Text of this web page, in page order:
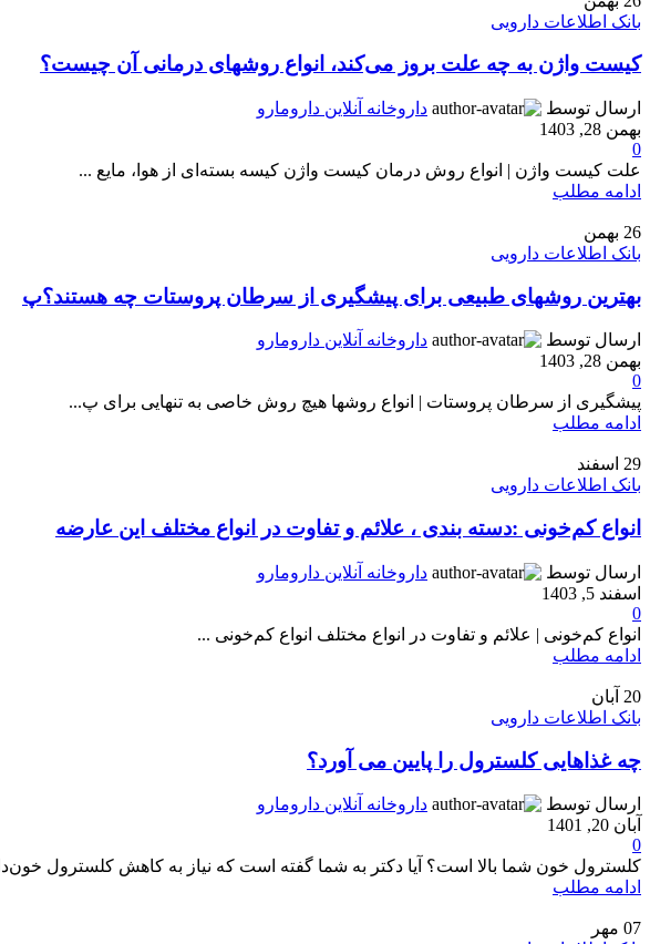
بانک اطلاعات دارویی
کیست واژن به چه علت بروز می‌کند، انواع روشهای درمانی آن چیست؟
ارسال توسط
داروخانه آنلاین دارومارو
بهمن 28, 1403
0
علت کیست واژن | انواع روش درمان کیست واژن کیسه بسته‌ای از هوا، مایع ...
ادامه مطلب
26 بهمن
بانک اطلاعات دارویی
بهترین روشهای طبیعی برای پیشگیری از سرطان پروستات چه هستند؟پ
ارسال توسط
داروخانه آنلاین دارومارو
بهمن 28, 1403
0
پیشگیری از سرطان پروستات | انواع روشها هیچ روش خاصی به تنهایی برای پ...
ادامه مطلب
29 اسفند
بانک اطلاعات دارویی
انواع کم‌خونی :دسته بندی ، علائم و تفاوت در انواع مختلف این عارضه
ارسال توسط
داروخانه آنلاین دارومارو
اسفند 5, 1403
0
انواع کم‌خونی | علائم و تفاوت در انواع مختلف انواع کم‌خونی ...
ادامه مطلب
20 آبان
بانک اطلاعات دارویی
چه غذاهایی کلسترول را پایین می آورد؟
ارسال توسط
داروخانه آنلاین دارومارو
آبان 20, 1401
0
کلسترول خون شما بالا است؟ آیا دکتر به شما گفته است که نیاز به کاهش کلسترول
ادامه مطلب
07 مهر